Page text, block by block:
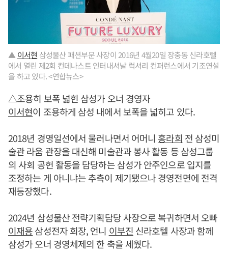
▲ 이서현 삼성물산 패션부문 사장이 2016년 4월20일 장충동 신라호텔
에서 열린 제2회 컨데나스트 인터내셔날 럭셔리 컨퍼런스에서 기조연설
을 하고 있다. <연합뉴스>
△조용히 보폭 넓힌 삼성가 오너 경영자
이서현이 조용하게 삼성 내에서 보폭을 넓히고 있다.
2018년 경영일선에서 물러나면서 어머니 홍라희 전 삼성미
술관 라움 관장을 대신해 미술관과 봉사 활동 등 삼성그룹
의 사회 공헌 활동을 담당하는 삼성가 안주인으로 입지를
조정하는 게 아니냐는 추측이 제기됐으나 경영전면에 전격
재등장했다.
2024년 삼성물산 전략기획담당 사장으로 복귀하면서 오빠
이재용삼성전자 회장, 언니 이부진 신라호텔 사장과 함께
삼성가 오너 경영체제의 한 축을 세웠다.